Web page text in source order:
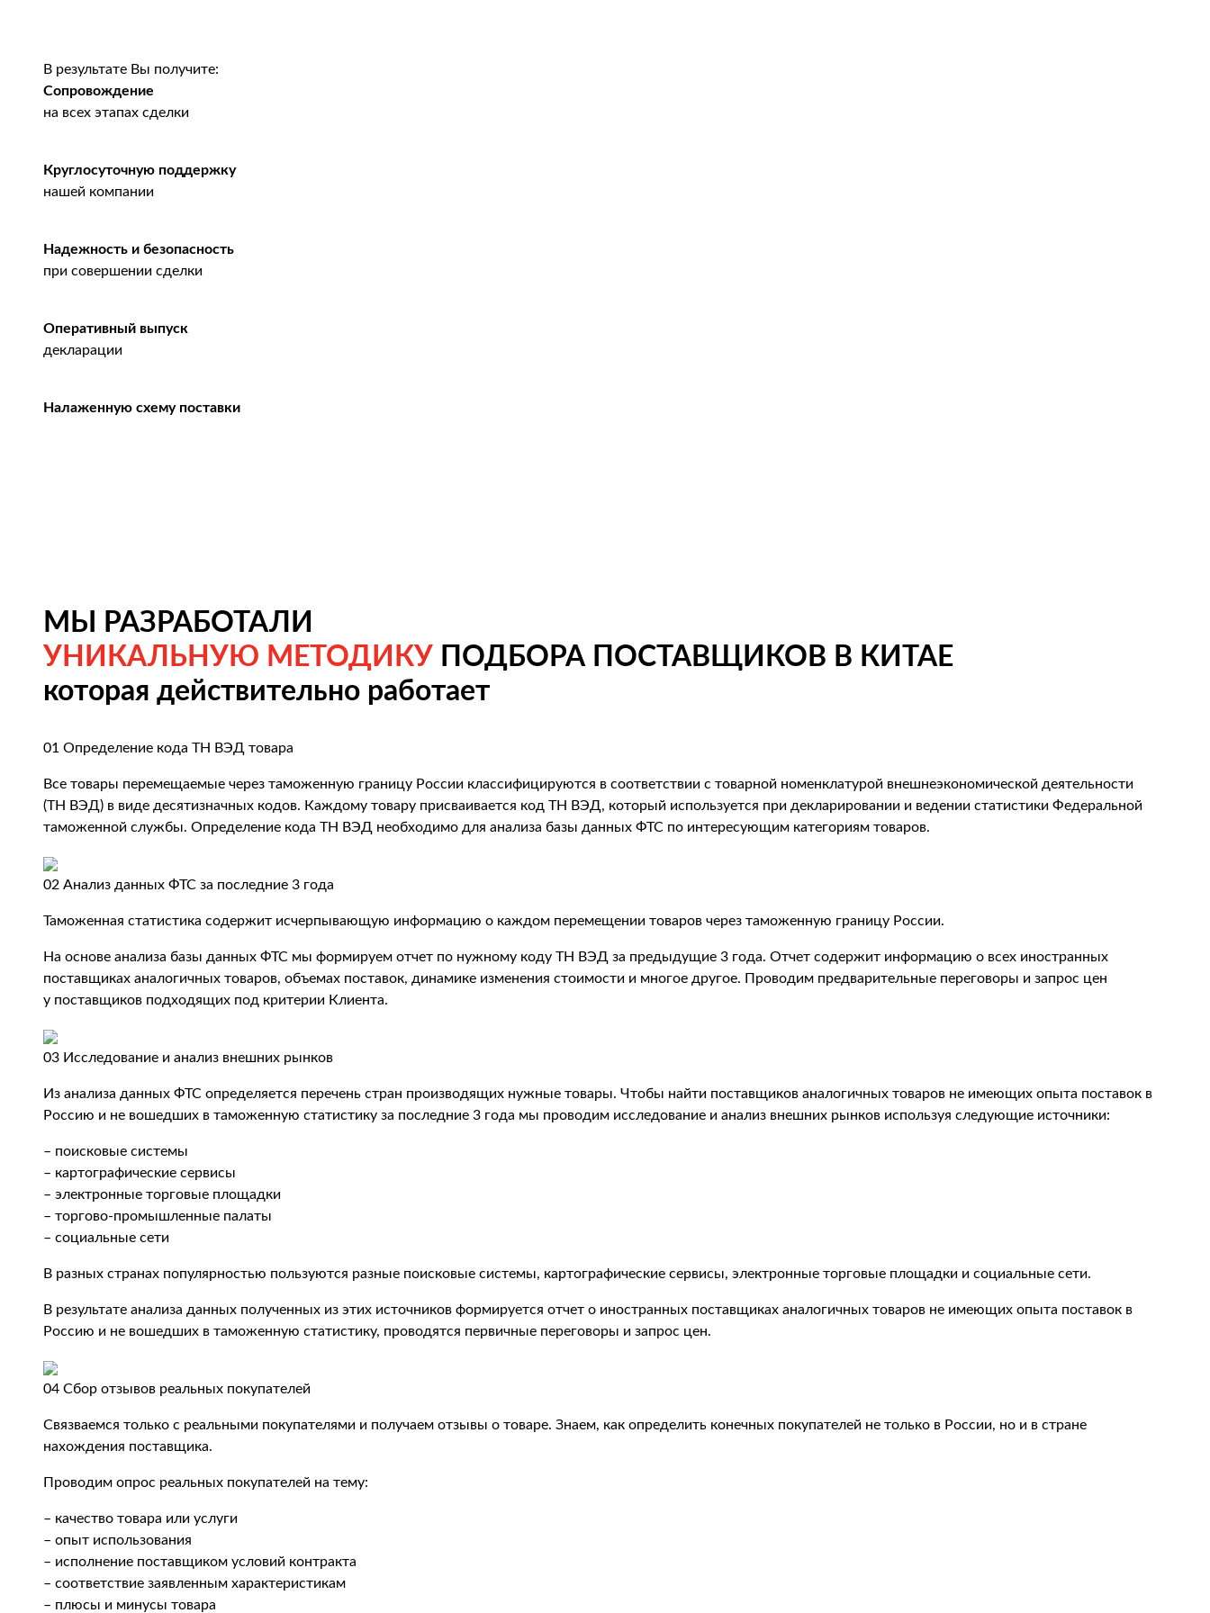
В результате Вы получите:
Сопровождение
на всех этапах сделки
Круглосуточную поддержку
нашей компании
Надежность и безопасность
при совершении сделки
Оперативный выпуск
декларации
Налаженную схему поставки
МЫ РАЗРАБОТАЛИ
УНИКАЛЬНУЮ МЕТОДИКУ ПОДБОРА ПОСТАВЩИКОВ В КИТАЕ
которая действительно работает
01 Определение кода ТН ВЭД товара
Все товары перемещаемые через таможенную границу России классифицируются в соответствии с товарной номенклатурой внешнеэкономической деятельности
(ТН ВЭД) в виде десятизначных кодов. Каждому товару присваивается код ТН ВЭД, который используется при декларировании и ведении статистики Федеральной
таможенной службы. Определение кода ТН ВЭД необходимо для анализа базы данных ФТС по интересующим категориям товаров.
02 Анализ данных ФТС за последние 3 года
Таможенная статистика содержит исчерпывающую информацию о каждом перемещении товаров через таможенную границу России.
На основе анализа базы данных ФТС мы формируем отчет по нужному коду ТН ВЭД за предыдущие 3 года. Отчет содержит информацию о всех иностранных
поставщиках аналогичных товаров, объемах поставок, динамике изменения стоимости и многое другое. Проводим предварительные переговоры и запрос цен
у поставщиков подходящих под критерии Клиента.
03 Исследование и анализ внешних рынков
Из анализа данных ФТС определяется перечень стран производящих нужные товары. Чтобы найти поставщиков аналогичных товаров не имеющих опыта поставок в
Россию и не вошедших в таможенную статистику за последние 3 года мы проводим исследование и анализ внешних рынков используя следующие источники:
– поисковые системы
– картографические сервисы
– электронные торговые площадки
– торгово-промышленные палаты
– социальные сети
В разных странах популярностью пользуются разные поисковые системы, картографические сервисы, электронные торговые площадки и социальные сети.
В результате анализа данных полученных из этих источников формируется отчет о иностранных поставщиках аналогичных товаров не имеющих опыта поставок в
Россию и не вошедших в таможенную статистику, проводятся первичные переговоры и запрос цен.
04 Сбор отзывов реальных покупателей
Связваемся только с реальными покупателями и получаем отзывы о товаре. Знаем, как определить конечных покупателей не только в России, но и в стране
нахождения поставщика.
Проводим опрос реальных покупателей на тему:
– качество товара или услуги
– опыт использования
– исполнение поставщиком условий контракта
– соответствие заявленным характеристикам
– плюсы и минусы товара